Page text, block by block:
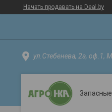
Начать продавать на Deal.by
ул.Стебенева, 2а, оф.1,